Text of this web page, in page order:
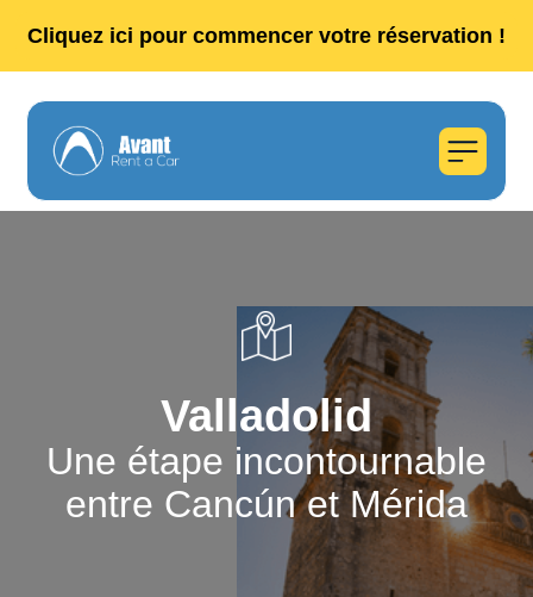
Cliquez ici pour commencer votre réservation !
Valladolid
Une étape incontournable
entre Cancún et Mérida